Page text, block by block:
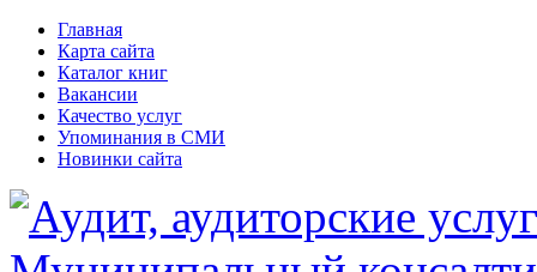
Главная
Карта сайта
Каталог книг
Вакансии
Качество услуг
Упоминания в СМИ
Новинки сайта